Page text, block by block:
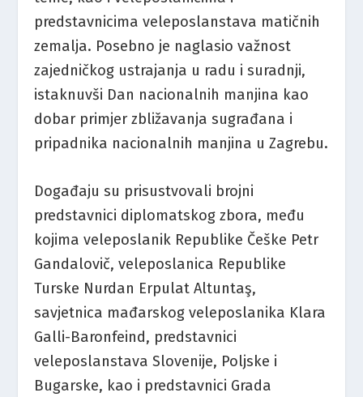
predstavnicima veleposlanstava matičnih
zemalja. Posebno je naglasio važnost
zajedničkog ustrajanja u radu i suradnji,
istaknuvši Dan nacionalnih manjina kao
dobar primjer zbližavanja sugrađana i
pripadnika nacionalnih manjina u Zagrebu.
Događaju su prisustvovali brojni
predstavnici diplomatskog zbora, među
kojima veleposlanik Republike Češke Petr
Gandalovič, veleposlanica Republike
Turske Nurdan Erpulat Altuntaş,
savjetnica mađarskog veleposlanika Klara
Galli-Baronfeind, predstavnici
veleposlanstava Slovenije, Poljske i
Bugarske, kao i predstavnici Grada